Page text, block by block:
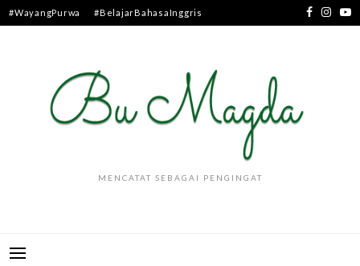
Skip
to
#WayangPurwa #BelajarBahasaInggris
MENCATAT SEBAGAI PENGINGAT